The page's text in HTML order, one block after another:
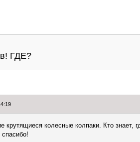
ГДЕ?
крутящиеся колесные колпаки. Кто знает,